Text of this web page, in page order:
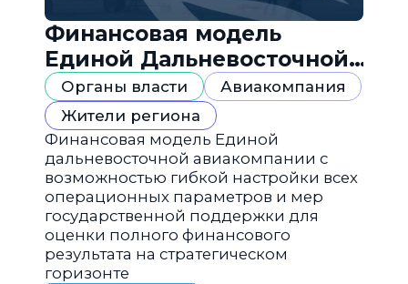
Финансовая модель
Единой Дальневосточной
авиакомпании
Органы власти
Авиакомпания
Жители региона
Финансовая модель Единой
дальневосточной авиакомпании с
возможностью гибкой настройки всех
операционных параметров и мер
государственной поддержки для
оценки полного финансового
результата на стратегическом
горизонте